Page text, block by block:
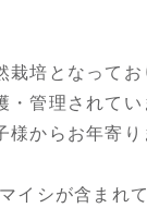
栽培となってお
・管理されてい
様からお年寄
イシが含まれ